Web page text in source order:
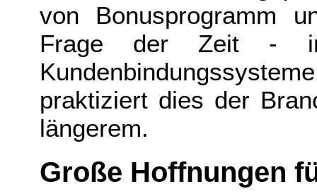
von Bonusprogramm
Frage der Zeit -
praktiziert dies der
längerem.
Große Hoffnungen